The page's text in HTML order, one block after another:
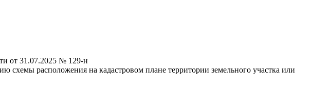
от 31.07.2025 № 129-н
схемы расположения на кадастровом плане территории земельного участка или